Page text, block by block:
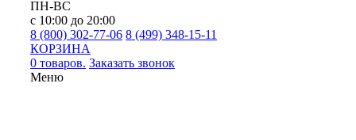
ПН-ВС
с 10:00 до 20:00
8 (800) 302-77-06 8 (499) 348-15-11
КОРЗИНА
0 товаров. Заказать звонок
Меню